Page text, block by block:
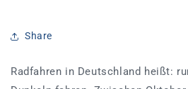
Share
Radfahren in Deutschland heißt: